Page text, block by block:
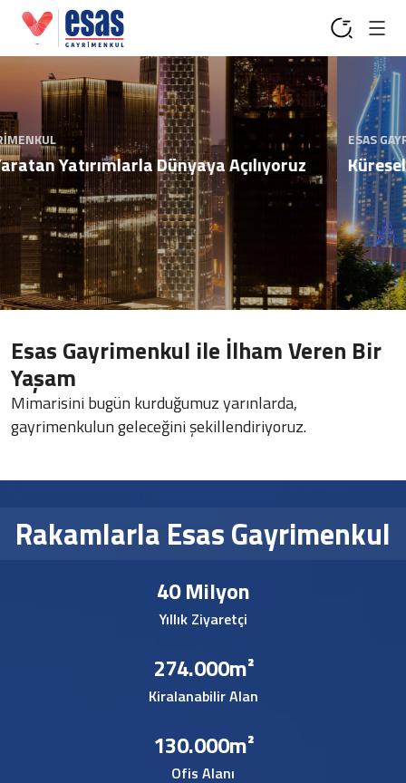
ESAS GAYRİMENKUL
Küresel Gayrimenkul Perspektifimizi Keşfedin
Esas Gayrimenkul ile İlham Veren Bir
Yaşam
Mimarisini bugün kurduğumuz yarınlarda,
gayrimenkulun geleceğini şekillendiriyoruz.
Rakamlarla Esas Gayrimenkul
40Milyon
Yıllık Ziyaretçi
274.000m²
Kiralanabilir Alan
130.000m²
Ofis Alanı